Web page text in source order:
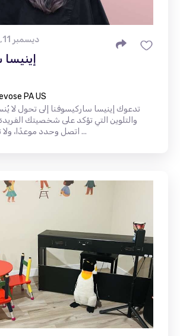
ديسمبر 11, 2023, 12:33 م
PA US
تدعوك إينيسا ساركيسوفنا إلى تحول لا
والتلوين التي تؤكد على شخصيتك
اتصل وحدد موعدًا، ولا تتردد في مشاركة ...